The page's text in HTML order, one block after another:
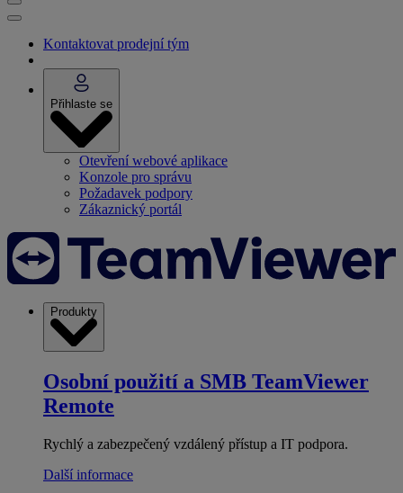
Kontaktovat prodejní tým
Přihlaste se
Otevření webové aplikace
Konzole pro správu
Požadavek podpory
Zákaznický portál
Produkty
Osobní použití a SMB TeamViewer
Remote
Rychlý a zabezpečený vzdálený přístup a IT podpora.
Další informace